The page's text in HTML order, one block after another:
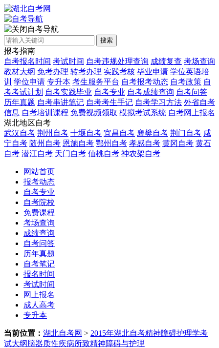
自考导航
搜索
报考指南
自考报名时间 考试时间 自考违规处理查询 成绩复查 考场查询
教材大纲 免考办理 转考办理 实践考核 毕业申请 学位英语培
训 学位申请 专升本 考生服务平台 自考报考动态 自考政策 自
考考试计划 自考实践毕业 自考专业 自考成绩查询 自考问答
历年真题 自考串讲笔记 自考考生手记 自考学习方法 外省自考
信息 自考培训课程 免费视频领取 模拟考试系统 自考网上报名
湖北地区自考
武汉自考 荆州自考 十堰自考 宜昌自考 襄樊自考 荆门自考 咸
宁自考 随州自考 恩施自考 鄂州自考 孝感自考 黄冈自考 黄石
自考 潜江自考 天门自考 仙桃自考 神农架自考
网站首页
报考动态
自考专业
自考院校
免费课程
考场查询
成绩查询
自考问答
历年真题
自考笔记
报名时间
考试时间
网上报名
成人高考
专升本
当前位置： 湖北自考网 > 2015年湖北自考精神障碍护理学考
试大纲脑器质性疾病所致精神障碍与护理